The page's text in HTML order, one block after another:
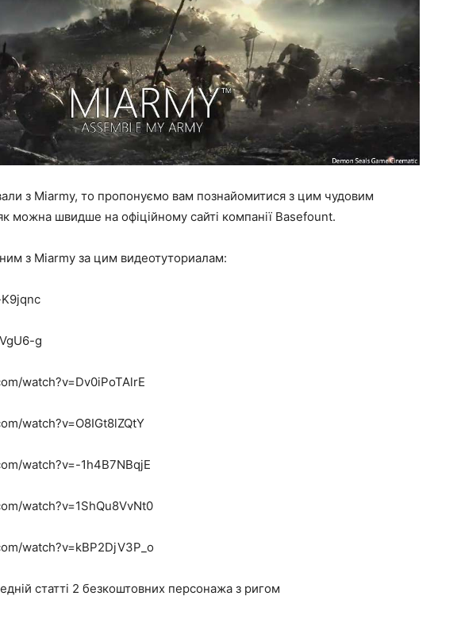
з Miarmy, то пропонуємо вам познайомитися з цим чудовим
можна швидше на офіційному сайті компанії Basefount.
з Miarmy за цим видеотуториалам:
g
watch?v=Dv0iPoTAlrE
watch?v=O8IGt8lZQtY
watch?v=-1h4B7NBqjE
watch?v=1ShQu8VvNt0
watch?v=kBP2DjV3P_o
статті 2 безкоштовних персонажа з ригом